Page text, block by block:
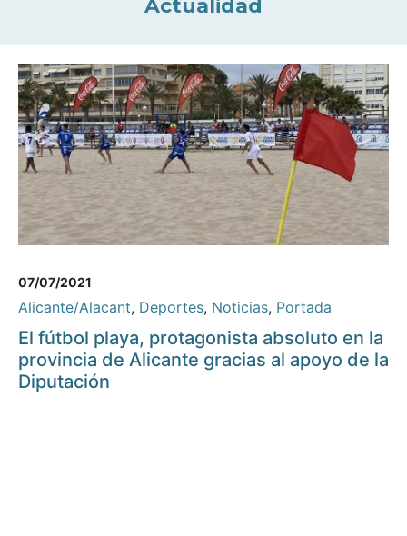
Actualidad
07/07/2021
Alicante/Alacant, Deportes, Noticias, Portada
El fútbol playa, protagonista absoluto en la
provincia de Alicante gracias al apoyo de la
Diputación